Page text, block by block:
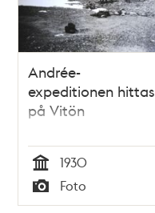
Andrée-
expeditionen hittas
på Vitön
Tid
1930
Typ
Foto